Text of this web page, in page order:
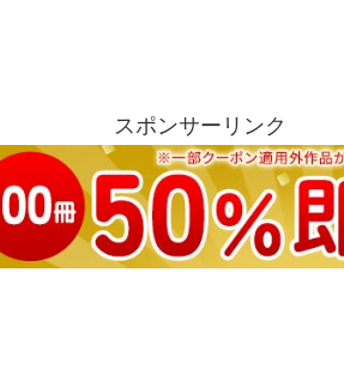
スポンサーリンク